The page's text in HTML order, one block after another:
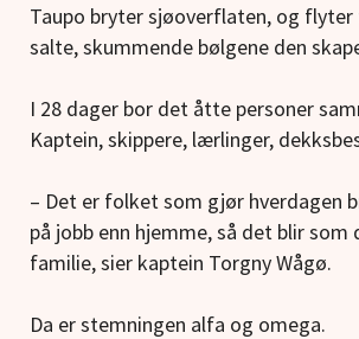
Taupo bryter sjøoverflaten, og
salte, skummende bølgene den
I 28 dager bor det åtte personer
Kaptein, skippere, lærlinger,
– Det er folket som gjør hverdagen
på jobb enn hjemme, så det blir som
familie, sier kaptein Torgny Wågø.
Da er stemningen alfa og omega.